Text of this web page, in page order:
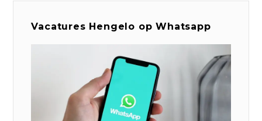
Vacatures Hengelo op Whatsapp